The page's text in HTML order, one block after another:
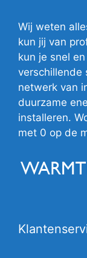
Wij weten
kun jij van
kun je snel
verschillende
netwerk van
duurzame
installeren.
met 0 op de